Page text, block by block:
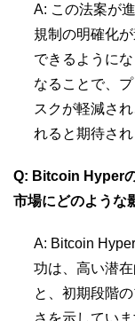
A: この法案が
規制の明確化
できるように
なることで、
スクが軽減さ
れると期待され
Q: Bitcoin Hyper
市場にどのような
A: Bitcoin
功は、高い潜
と、初期段階
さを示してい